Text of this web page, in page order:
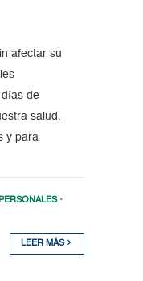
afectar su
días de
salud,
y para
•
LEER MÁS